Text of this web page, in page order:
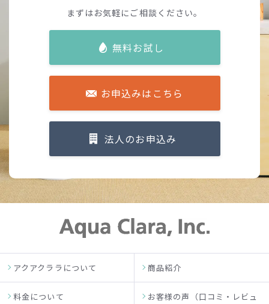
まずはお気軽にご相談ください。
無料お試し
お申込みはこちら
法人のお申込み
アクアクララについて 商品紹介
料金について
お客様の声（口コミ・レビュ